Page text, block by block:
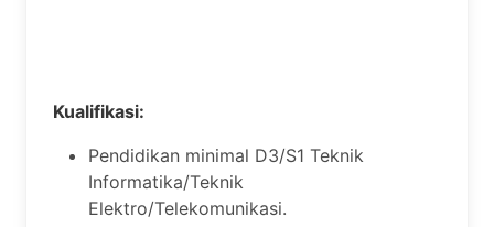
Kualifikasi:
Pendidikan minimal D3/S1 Teknik
Informatika/Teknik
Elektro/Telekomunikasi.